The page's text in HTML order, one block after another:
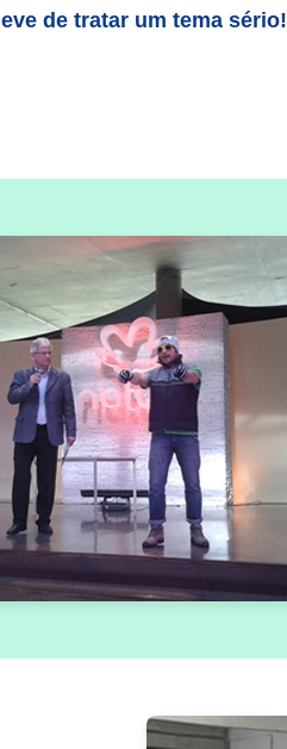
de tratar um tema sério!